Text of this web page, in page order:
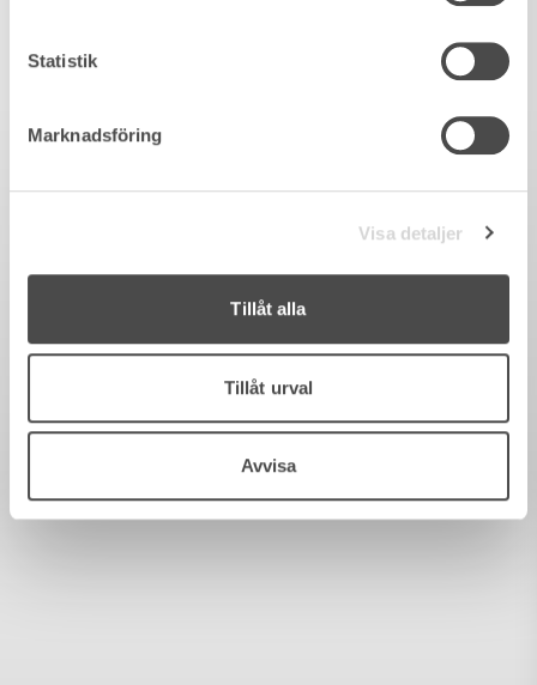
Statistik
Marknadsföring
Visa detaljer
Tillåt alla
Tillåt urval
Avvisa